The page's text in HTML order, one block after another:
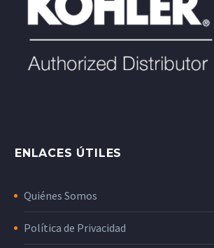
ENLACES ÚTILES
Quiénes Somos
Política de Privacidad